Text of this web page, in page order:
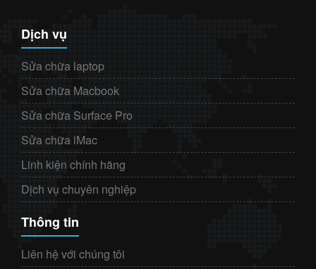
Dịch vụ
Sửa chữa laptop
Sửa chữa Macbook
Sửa chữa Surface Pro
Sửa chữa iMac
Linh kiện chính hãng
Dịch vụ chuyên nghiệp
Thông tin
Liên hệ với chúng tôi